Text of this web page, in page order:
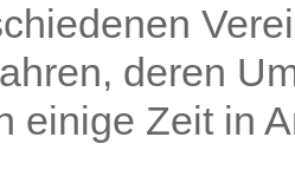
deren
einige Zeit in